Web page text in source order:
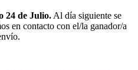
24 de Julio. Al día siguiente se
en contacto con el/la ganador/a